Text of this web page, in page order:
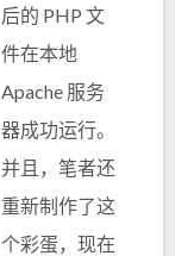
后的 PHP 文
件在本地
Apache 服务
器成功运行。
并且，笔者还
重新制作了这
个彩蛋，现在